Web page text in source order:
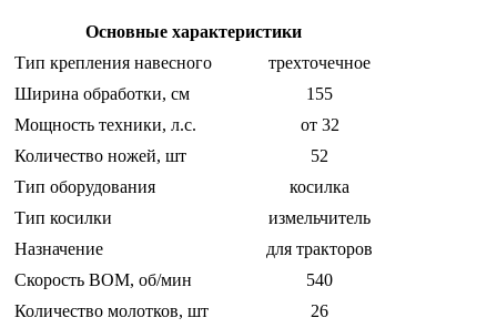
Основные характеристики
Тип крепления навесного
трехточечное
Ширина обработки, см
155
Мощность техники, л.с.
от 32
Количество ножей, шт
52
Тип оборудования
косилка
Тип косилки
измельчитель
Назначение
для тракторов
Скорость ВОМ, об/мин
540
Количество молотков, шт
26